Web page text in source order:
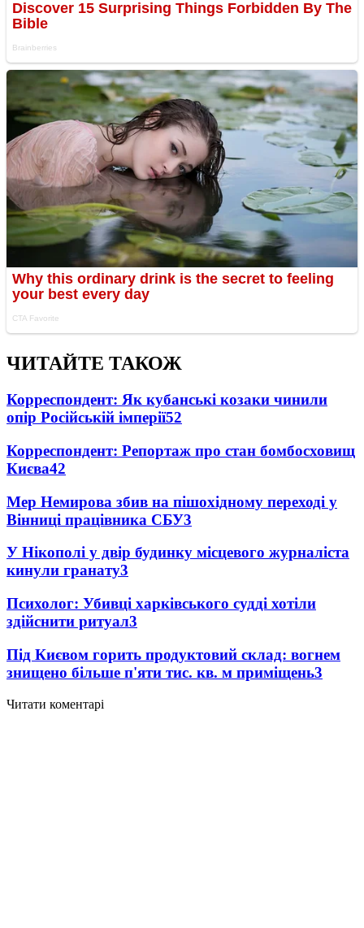
ЧИТАЙТЕ ТАКОЖ
Корреспондент: Як кубанські козаки чинили
опір Російській імперії52
Корреспондент: Репортаж про стан бомбосховищ
Києва42
Мер Немирова збив на пішохідному переході у
Вінниці працівника СБУ3
У Нікополі у двір будинку місцевого журналіста
кинули гранату3
Психолог: Убивці харківського судді хотіли
здійснити ритуал3
Під Києвом горить продуктовий склад: вогнем
знищено більше п'яти тис. кв. м приміщень3
Читати коментарі